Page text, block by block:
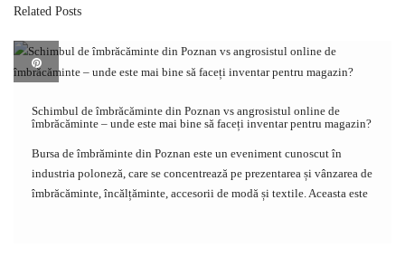
Related Posts
Schimbul de îmbrăcăminte din Poznan vs angrosistul online de
îmbrăcăminte – unde este mai bine să faceți inventar pentru magazin?
Bursa de îmbrăminte din Poznan este un eveniment cunoscut în
industria poloneză, care se concentrează pe prezentarea și vânzarea de
îmbrăcăminte, încălțăminte, accesorii de modă și textile. Aceasta este